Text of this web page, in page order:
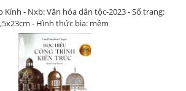
Kính - Nxb: Văn hóa dân tộc-2023 - Số trang:
- Hình thức bìa: mềm